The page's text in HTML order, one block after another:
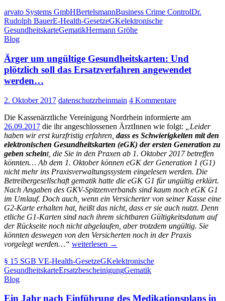
arvato Systems GmbHBertelsmannBusiness Crime ControlDr.
Rudolph BauerE-Health-GesetzeGKelektronische
GesundheitskarteGematikHermann Gröhe
Blog
Ärger um ungültige Gesundheitskarten: Und
plötzlich soll das Ersatzverfahren angewendet
werden…
2. Oktober 2017 datenschutzrheinmain 4 Kommentare
Die Kassenärztliche Vereinigung Nordrhein informierte am
26.09.2017 die ihr angeschlossenen ÄrztInnen wie folgt:
„Leider
haben wir erst kurzfristig erfahren, dass es Schwierigkeiten mit den
elektronischen Gesundheitskarten (eGK) der ersten Generation zu
geben scheint, die Sie in den Praxen ab 1. Oktober 2017 betreffen
könnten… Ab dem 1. Oktober können eGK der Generation 1 (G1)
nicht mehr ins Praxisverwaltungssystem eingelesen werden. Die
Betreibergesellschaft gematik hatte die eGK G1 für ungültig erklärt.
Nach Angaben des GKV-Spitzenverbands sind kaum noch eGK G1
im Umlauf. Doch auch, wenn ein Versicherter von seiner Kasse eine
G2-Karte erhalten hat, heißt das nicht, dass er sie auch nutzt. Denn
etliche G1-Karten sind nach ihrem sichtbaren Gültigkeitsdatum auf
der Rückseite noch nicht abgelaufen, aber trotzdem ungültig. Sie
könnten deswegen von den Versicherten noch in der Praxis
vorgelegt werden…“ Ärger
ungültige
Gesundheitskarten:
soll
weiterlesen →
§ 15 SGB VE-Health-GesetzeGKelektronische
GesundheitskarteErsatzbescheinigungGematik
Blog
Ein Jahr nach Einführung des Medikationsplans in